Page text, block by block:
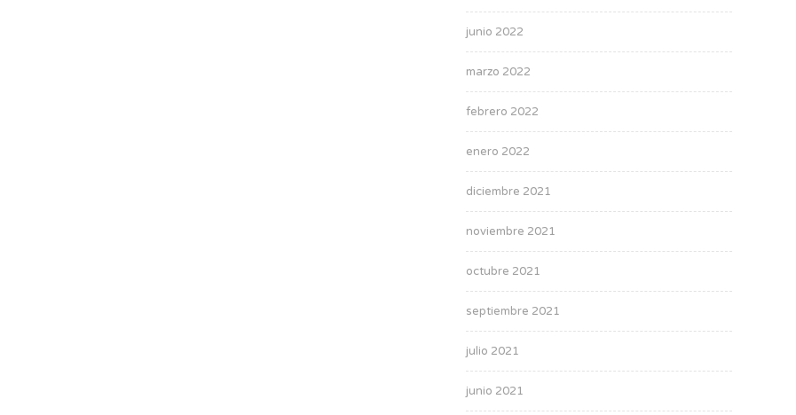
junio 2022
marzo 2022
febrero 2022
enero 2022
diciembre 2021
noviembre 2021
octubre 2021
septiembre 2021
julio 2021
junio 2021